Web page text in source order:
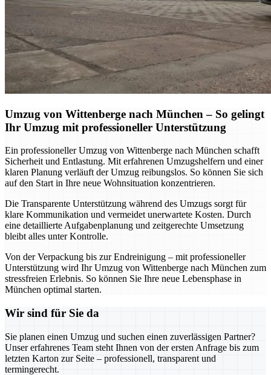
Umzug von Wittenberge nach München – So gelingt
Ihr Umzug mit professioneller Unterstützung
Ein professioneller Umzug von Wittenberge nach München schafft
Sicherheit und Entlastung. Mit erfahrenen Umzugshelfern und einer
klaren Planung verläuft der Umzug reibungslos. So können Sie sich
auf den Start in Ihre neue Wohnsituation konzentrieren.
Die Transparente Unterstützung während des Umzugs sorgt für
klare Kommunikation und vermeidet unerwartete Kosten. Durch
eine detaillierte Aufgabenplanung und zeitgerechte Umsetzung
bleibt alles unter Kontrolle.
Von der Verpackung bis zur Endreinigung – mit professioneller
Unterstützung wird Ihr Umzug von Wittenberge nach München zum
stressfreien Erlebnis. So können Sie Ihre neue Lebensphase in
München optimal starten.
Wir sind für Sie da
Sie planen einen Umzug und suchen einen zuverlässigen Partner?
Unser erfahrenes Team steht Ihnen von der ersten Anfrage bis zum
letzten Karton zur Seite – professionell, transparent und
termingerecht.